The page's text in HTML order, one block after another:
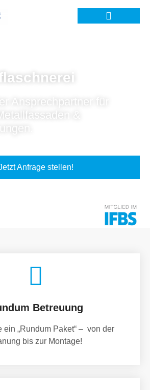
Ansprechpartner für
&
Anfrage stellen!
Betreuung
ein „Rundum Paket“ – von der
bis zur Montage!